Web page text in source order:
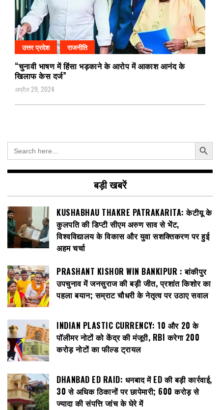
उत्तर प्रदेश राजनीति
“चुनावी भाषण में हिंसा भड़काने के आरोप में आकाश आनंद के
खिलाफ केस दर्ज”
अप्रैल 29, 2024
Search
for:
Search Button
बड़ी खबरें
KUSHABHAU THAKRE PATRAKARITA: केटीयू के
कुलपति की डिप्टी सीएम अरुण साव से भेंट,
विश्वविद्यालय के विकास और युवा सशक्तिकरण पर हुई
अहम चर्चा
PRASHANT KISHOR WIN BANKIPUR : बांकीपुर
उपचुनाव में जनसुराज की बड़ी जीत, प्रशांत किशोर का
पहला बयान; सम्राट चौधरी के नेतृत्व पर उठाए सवाल
INDIAN PLASTIC CURRENCY: ₹10 और ₹20 के
पॉलीमर नोटों को केंद्र की मंजूरी, RBI करेगा 200
करोड़ नोटों का फील्ड ट्रायल
DHANBAD ED RAID: धनबाद में ED की बड़ी कार्रवाई,
30 से अधिक ठिकानों पर छापेमारी; 600 करोड़ से
ज्यादा की संपत्ति जांच के घेरे में